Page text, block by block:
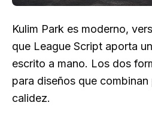
Kulim Park es moderno,
que League Script aporta
escrito a mano. Los dos
para diseños que
calidez.